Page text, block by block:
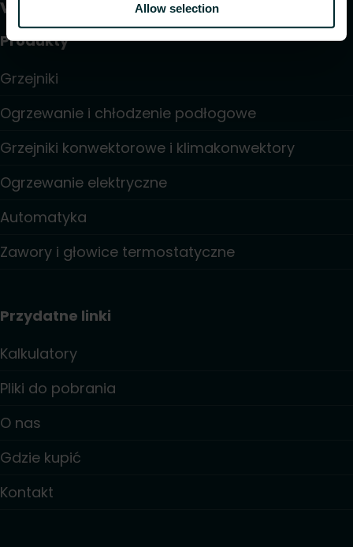
Allow selection
Produkty
Grzejniki
Ogrzewanie i chłodzenie podłogowe
Grzejniki konwektorowe i klimakonwektory
Ogrzewanie elektryczne
Automatyka
Zawory i głowice termostatyczne
Przydatne linki
Kalkulatory
Pliki do pobrania
O nas
Gdzie kupić
Kontakt